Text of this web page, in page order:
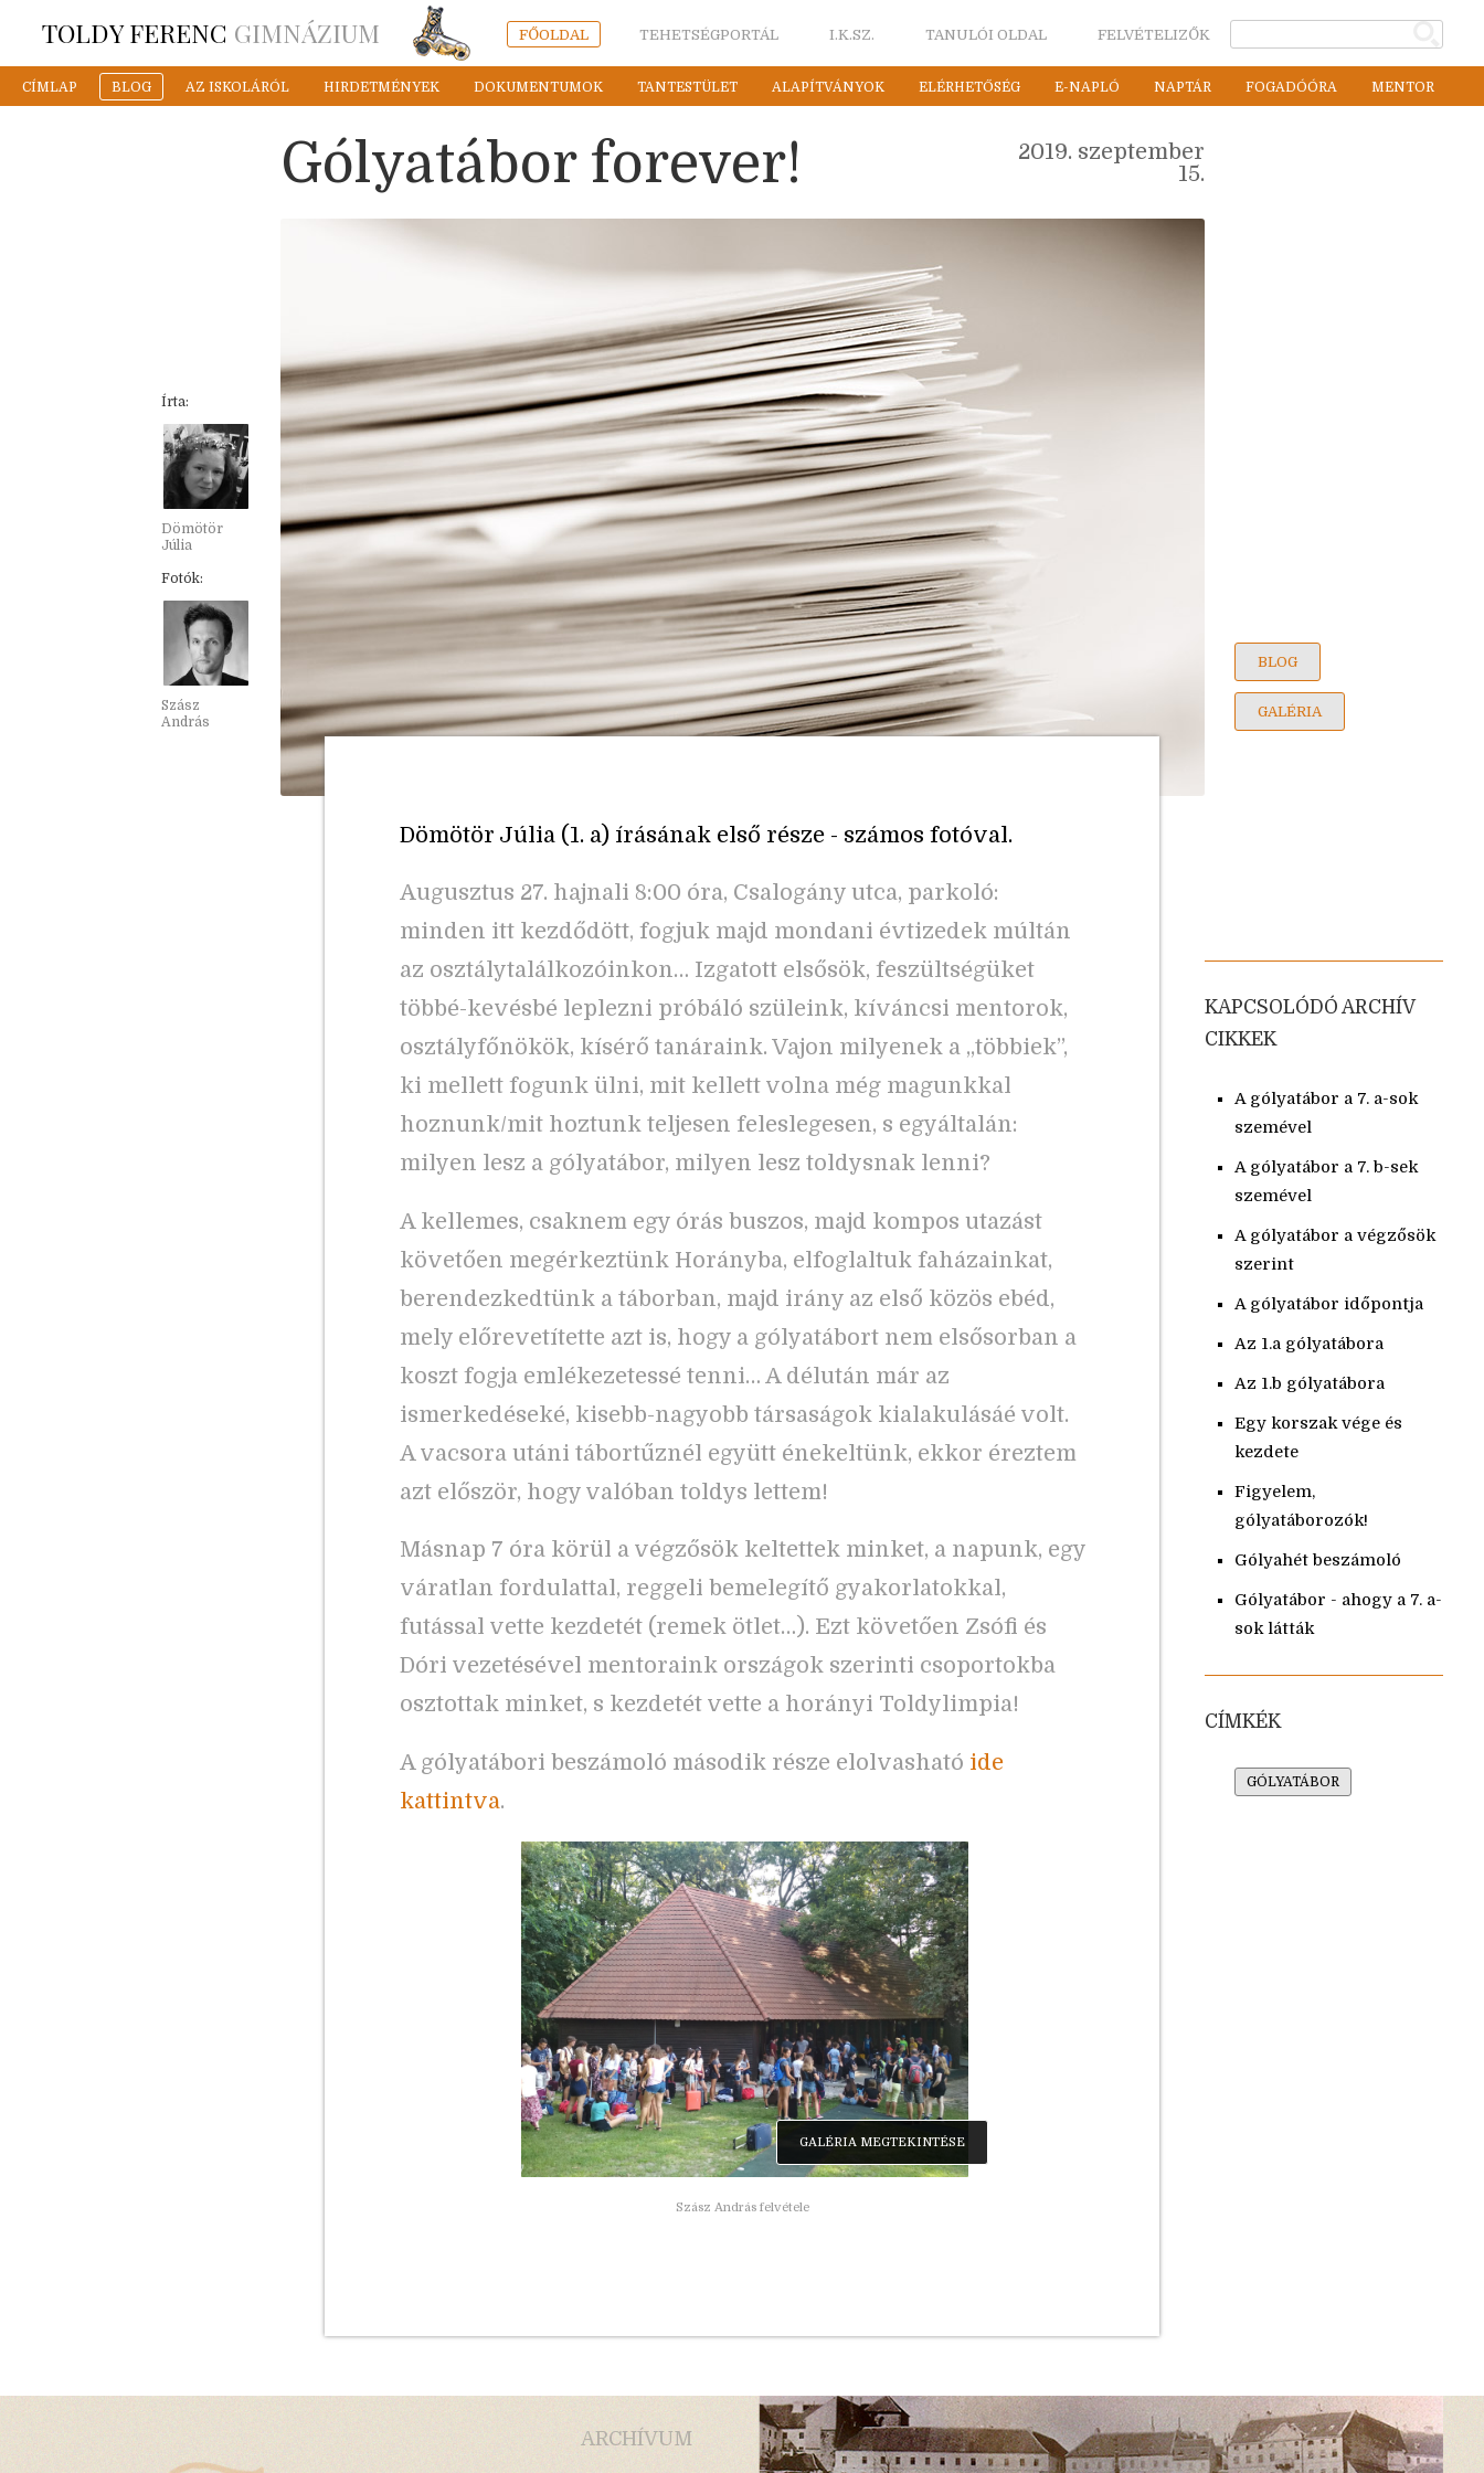
TOLDY FERENC GIMNÁZIUM FŐOLDAL TEHETSÉGPORTÁL I.K.SZ. TANULÓI OLDAL FELVÉTELIZŐK
CÍMLAP BLOG AZ ISKOLÁRÓL HIRDETMÉNYEK DOKUMENTUMOK TANTESTÜLET ALAPÍTVÁNYOK ELÉRHETŐSÉG E-NAPLÓ NAPTÁR FOGADÓÓRA MENTOR
Gólyatábor forever!
2019. szeptember
15.
Írta:
Dömötör
Júlia
Fotók:
Szász
András
BLOG
GALÉRIA
Dömötör Júlia (1. a) írásának első része - számos fotóval.
Augusztus 27. hajnali 8:00 óra, Csalogány utca, parkoló:
minden itt kezdődött, fogjuk majd mondani évtizedek múltán
az osztálytalálkozóinkon… Izgatott elsősök, feszültségüket
többé-kevésbé leplezni próbáló szüleink, kíváncsi mentorok,
osztályfőnökök, kísérő tanáraink. Vajon milyenek a „többiek”,
ki mellett fogunk ülni, mit kellett volna még magunkkal
hoznunk/mit hoztunk teljesen feleslegesen, s egyáltalán:
milyen lesz a gólyatábor, milyen lesz toldysnak lenni?
A kellemes, csaknem egy órás buszos, majd kompos utazást
követően megérkeztünk Horányba, elfoglaltuk faházainkat,
berendezkedtünk a táborban, majd irány az első közös ebéd,
mely előrevetítette azt is, hogy a gólyatábort nem elsősorban a
koszt fogja emlékezetessé tenni… A délután már az
ismerkedéseké, kisebb-nagyobb társaságok kialakulásáé volt.
A vacsora utáni tábortűznél együtt énekeltünk, ekkor éreztem
azt először, hogy valóban toldys lettem!
Másnap 7 óra körül a végzősök keltettek minket, a napunk, egy
váratlan fordulattal, reggeli bemelegítő gyakorlatokkal,
futással vette kezdetét (remek ötlet…). Ezt követően Zsófi és
Dóri vezetésével mentoraink országok szerinti csoportokba
osztottak minket, s kezdetét vette a horányi Toldylimpia!
A gólyatábori beszámoló második része elolvasható ide
kattintva.
Szász András felvétele
GALÉRIA MEGTEKINTÉSE
KAPCSOLÓDÓ ARCHÍV
CIKKEK
A gólyatábor a 7. a-sok
szemével
A gólyatábor a 7. b-sek
szemével
A gólyatábor a végzősök
szerint
A gólyatábor időpontja
Az 1.a gólyatábora
Az 1.b gólyatábora
Egy korszak vége és
kezdete
Figyelem,
gólyatáborozók!
Gólyahét beszámoló
Gólyatábor - ahogy a 7. a-
sok látták
CÍMKÉK
GÓLYATÁBOR
ARCHÍVUM